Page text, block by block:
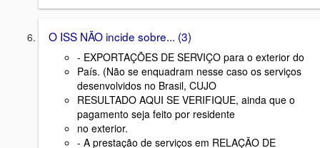
O ISS NÃO incide sobre... (3)
- EXPORTAÇÕES DE SERVIÇO para o exterior do
País. (Não se enquadram nesse caso os serviços
desenvolvidos no Brasil, CUJO
RESULTADO AQUI SE VERIFIQUE, ainda que o
pagamento seja feito por residente
no exterior.
- A prestação de serviços em RELAÇÃO DE